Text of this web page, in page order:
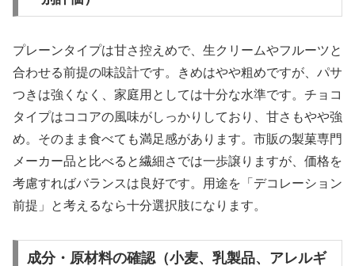
プレーンタイプは甘さ控えめで、生クリームやフルーツと
合わせる前提の味設計です。きめはやや粗めですが、パサ
つきは強くなく、家庭用としては十分な水準です。チョコ
タイプはココアの風味がしっかりしており、甘さもやや強
め。そのまま食べても満足感があります。市販の製菓専門
メーカー品と比べると繊細さでは一歩譲りますが、価格を
考慮すればバランスは良好です。用途を「デコレーション
前提」と考えるなら十分選択肢になります。
成分・原材料の確認（小麦、乳製品、アレルギ